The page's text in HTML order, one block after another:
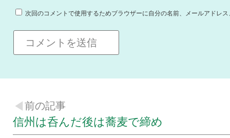
次回のコメントで使用するためブラウザーに自分の名前、メールアドレ
前の記事
信州は呑んだ後は蕎麦で締め